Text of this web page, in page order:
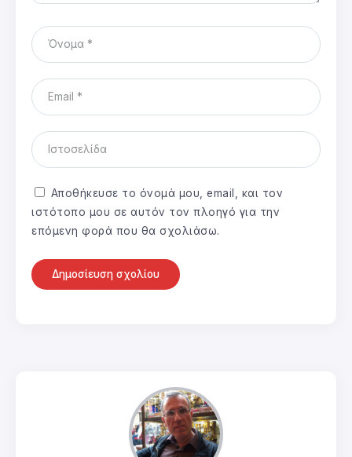
Αποθήκευσε το όνομά μου, email, και τον
ιστότοπο μου σε αυτόν τον πλοηγό για την
επόμενη φορά που θα σχολιάσω.